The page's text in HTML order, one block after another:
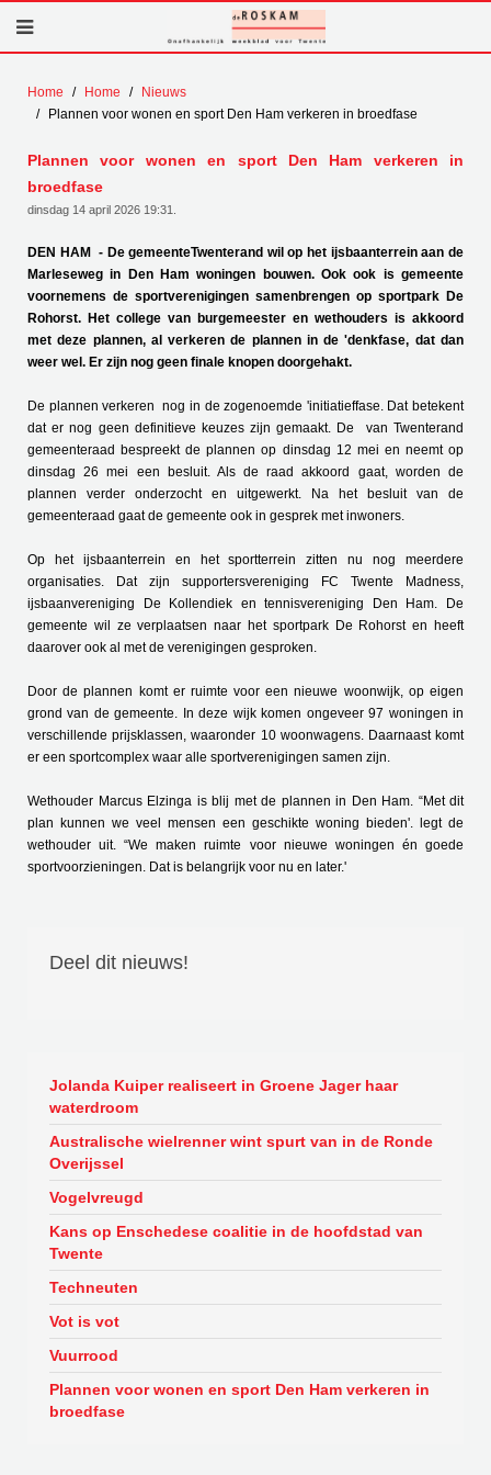
Home Home
Nieuws
Plannen voor wonen en sport Den Ham verkeren in broedfase
Plannen voor wonen en sport Den Ham verkeren in
broedfase
dinsdag 14 april 2026 19:31
DEN HAM - De gemeenteTwenterand wil op het ijsbaanterrein aan de
Marleseweg in Den Ham woningen bouwen. Ook ook is gemeente
voornemens de sportverenigingen samenbrengen op sportpark De
Rohorst. Het college van burgemeester en wethouders is akkoord
met deze plannen, al verkeren de plannen in de 'denkfase, dat dan
weer wel. Er zijn nog geen finale knopen doorgehakt.
De plannen verkeren nog in de zogenoemde 'initiatieffase. Dat betekent
dat er nog geen definitieve keuzes zijn gemaakt. De van Twenterand
gemeenteraad bespreekt de plannen op dinsdag 12 mei en neemt op
dinsdag 26 mei een besluit. Als de raad akkoord gaat, worden de
plannen verder onderzocht en uitgewerkt. Na het besluit van de
gemeenteraad gaat de gemeente ook in gesprek met inwoners.
Op het ijsbaanterrein en het sportterrein zitten nu nog meerdere
organisaties. Dat zijn supportersvereniging FC Twente Madness,
ijsbaanvereniging De Kollendiek en tennisvereniging Den Ham. De
gemeente wil ze verplaatsen naar het sportpark De Rohorst en heeft
daarover ook al met de verenigingen gesproken.
Door de plannen komt er ruimte voor een nieuwe woonwijk, op eigen
grond van de gemeente. In deze wijk komen ongeveer 97 woningen in
verschillende prijsklassen, waaronder 10 woonwagens. Daarnaast komt
er een sportcomplex waar alle sportverenigingen samen zijn.
Wethouder Marcus Elzinga is blij met de plannen in Den Ham. “Met dit
plan kunnen we veel mensen een geschikte woning bieden'. legt de
wethouder uit. “We maken ruimte voor nieuwe woningen én goede
sportvoorzieningen. Dat is belangrijk voor nu en later.'
Deel dit nieuws!
Jolanda Kuiper realiseert in Groene Jager haar
waterdroom
Australische wielrenner wint spurt van in de Ronde
Overijssel
Vogelvreugd
Kans op Enschedese coalitie in de hoofdstad van
Twente
Techneuten
Vot is vot
Vuurrood
Plannen voor wonen en sport Den Ham verkeren in
broedfase